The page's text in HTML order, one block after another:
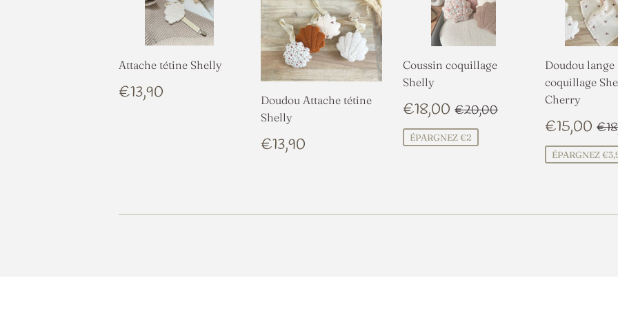
Attache tétine Shelly
PRIX
RÉGULIER
€13,90
Doudou Attache tétine
Shelly
PRIX
RÉGULIER
€13,90
Coussin coquillage
Shelly
PRIX
RÉDUIT
€18,00 €18,00
PRIX RÉGULIER
€20,00 €20,00
ÉPARGNEZ €2
Doudou lange
coquillage
Cherry
PRIX
RÉDUIT
€15,00
ÉPARGNEZ